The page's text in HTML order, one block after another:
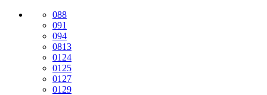
088
091
094
0813
0124
0125
0127
0129